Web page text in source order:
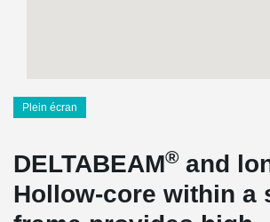
Plein écran
DELTABEAM® and
Hollow-core within a